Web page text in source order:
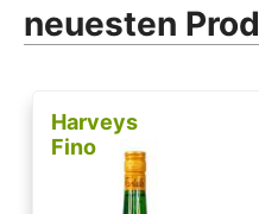
neuesten
Harveys
Fino